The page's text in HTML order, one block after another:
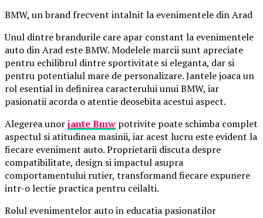
BMW, un brand frecvent intalnit la evenimentele din Arad
Unul dintre brandurile care apar constant la evenimentele
auto din Arad este BMW. Modelele marcii sunt apreciate
pentru echilibrul dintre sportivitate si eleganta, dar si
pentru potentialul mare de personalizare. Jantele joaca un
rol esential in definirea caracterului unui BMW, iar
pasionatii acorda o atentie deosebita acestui aspect.
Alegerea unorjante Bmw potrivite poate schimba complet
aspectul si atitudinea masinii, iar acest lucru este evident la
fiecare eveniment auto. Proprietarii discuta despre
compatibilitate, design si impactul asupra
comportamentului rutier, transformand fiecare expunere
intr-o lectie practica pentru ceilalti.
Rolul evenimentelor auto in educatia pasionatilor